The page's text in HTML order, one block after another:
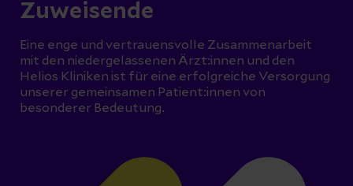
Zuweisende
Eine enge und vertrauensvolle Zusammenarbeit
mit den niedergelassenen Ärzt:innen und den
Helios Kliniken ist für eine erfolgreiche Versorgung
unserer gemeinsamen Patient:innen von
besonderer Bedeutung.